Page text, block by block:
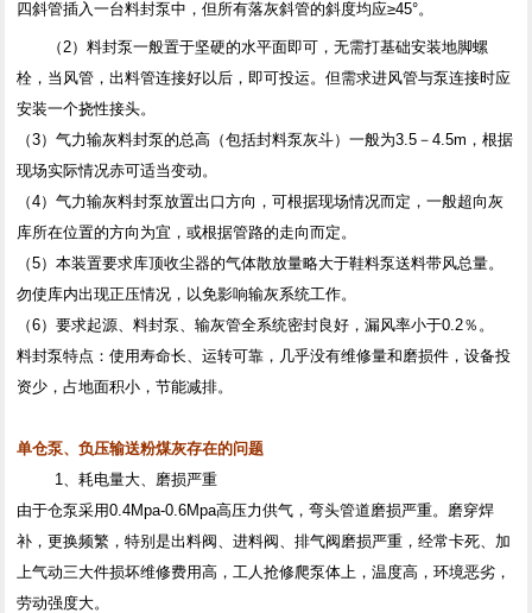
四斜管插入一台料封泵中，但所有落灰斜管的斜度均应≥45°。
（2）料封泵一般置于坚硬的水平面即可，无需打基础安装地脚螺
栓，当风管，出料管连接好以后，即可投运。但需求进风管与泵连接时应
安装一个挠性接头。
（3）气力输灰料封泵的总高（包括封料泵灰斗）一般为3.5－4.5m，根据
现场实际情况赤可适当变动。
（4）气力输灰料封泵放置出口方向，可根据现场情况而定，一般超向灰
库所在位置的方向为宜，或根据管路的走向而定。
（5）本装置要求库顶收尘器的气体散放量略大于鞋料泵送料带风总量。
勿使库内出现正压情况，以免影响输灰系统工作。
（6）要求起源、料封泵、输灰管全系统密封良好，漏风率小于0.2％。
料封泵特点：使用寿命长、运转可靠，几乎没有维修量和磨损件，设备投
资少，占地面积小，节能减排。
单仓泵、负压输送粉煤灰存在的问题
1、耗电量大、磨损严重
由于仓泵采用0.4Mpa-0.6Mpa高压力供气，弯头管道磨损严重。磨穿焊
补，更换频繁，特别是出料阀、进料阀、排气阀磨损严重，经常卡死、加
上气动三大件损坏维修费用高，工人抢修爬泵体上，温度高，环境恶劣，
劳动强度大。